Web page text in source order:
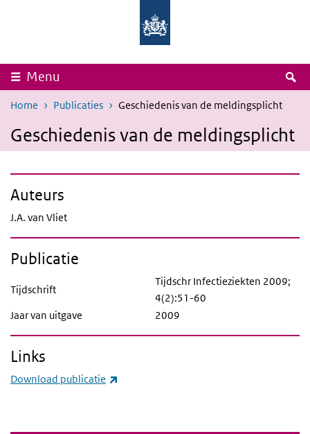
Overslaan en naar de inhoud gaan
Menu
Home Publicaties Geschiedenis van de meldingsplicht
Geschiedenis van de meldingsplicht
Auteurs
J.A. van Vliet
Publicatie
Tijdschrift
Tijdschr Infectieziekten 2009;
4(2):51-60
Jaar van uitgave
2009
Links
Download publicatie